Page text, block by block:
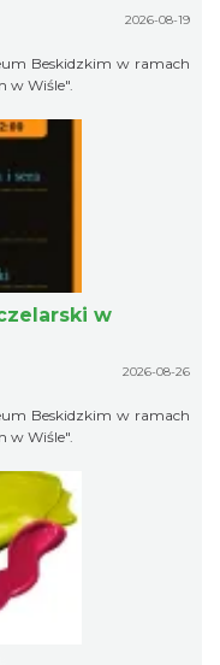
2026-08-19
Beskidzkim w ramach
w Wiśle".
w
2026-08-26
Beskidzkim w ramach
w Wiśle".